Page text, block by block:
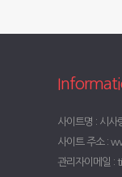
사이트명 : 시사
사이트 주소 :
관리자이메일